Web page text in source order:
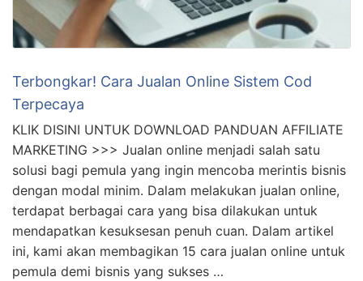
Terbongkar! Cara Jualan Online Sistem Cod
Terpecaya
KLIK DISINI UNTUK DOWNLOAD PANDUAN AFFILIATE
MARKETING >>> Jualan online menjadi salah satu
solusi bagi pemula yang ingin mencoba merintis bisnis
dengan modal minim. Dalam melakukan jualan online,
terdapat berbagai cara yang bisa dilakukan untuk
mendapatkan kesuksesan penuh cuan. Dalam artikel
ini, kami akan membagikan 15 cara jualan online untuk
pemula demi bisnis yang sukses …